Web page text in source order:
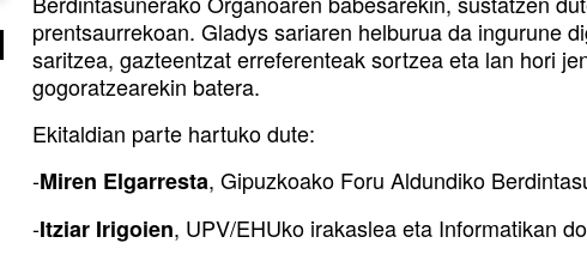
prentsaurrekoan. Gladys sariaren helburua da ingurune
saritzea, gazteentzat erreferenteak sortzea eta lan hori
gogoratzearekin batera.
Ekitaldian parte hartuko dute:
-Miren Elgarresta, Gipuzkoako Foru Aldundiko
-Itziar Irigoien, UPV/EHUko irakaslea eta Informatikan